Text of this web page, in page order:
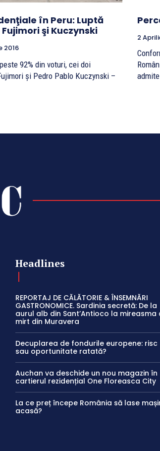
în Peru: Luptă
şi Kuczynski
2016
92% din voturi, cei doi
şi Pedro Pablo Kuczynski –
2
Headlines
REPORTAJ DE CĂLĂTORIE & ÎNSEMNĂRI
GASTRONOMICE. Sardinia secretă: De la
aurul alb din Sant’Antioco la mireasma
mirt din Muravera
Decuplarea de fondurile europene: risc
sau oportunitate ratată?
Auchan va deschide un nou magazin în
cartierul rezidențial One Floreasca City
La ce preț începe România să lase
acasă?